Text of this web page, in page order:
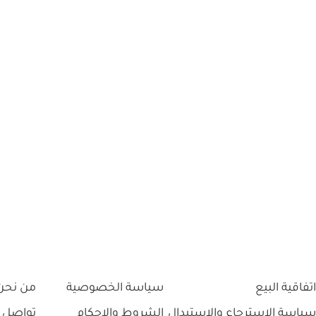
اتفاقية البيع
سياسة الخصوصية
من